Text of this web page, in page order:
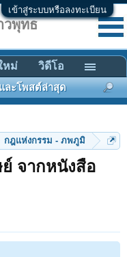
เข้าสู่ระบบหรือลงทะเบียน
กฎแห่งกรรม - ภพภูมิ
จากหนังสือ
พุทธ
ละโพสต์ล่าสุด
หม่ วิดีโอ